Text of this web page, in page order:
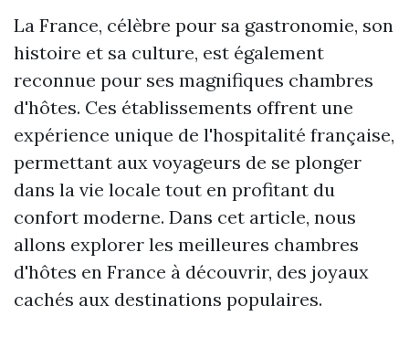
La France, célèbre pour sa gastronomie, son
histoire et sa culture, est également
reconnue pour ses magnifiques chambres
d'hôtes. Ces établissements offrent une
expérience unique de l'hospitalité française,
permettant aux voyageurs de se plonger
dans la vie locale tout en profitant du
confort moderne. Dans cet article, nous
allons explorer les meilleures chambres
d'hôtes en France à découvrir, des joyaux
cachés aux destinations populaires.